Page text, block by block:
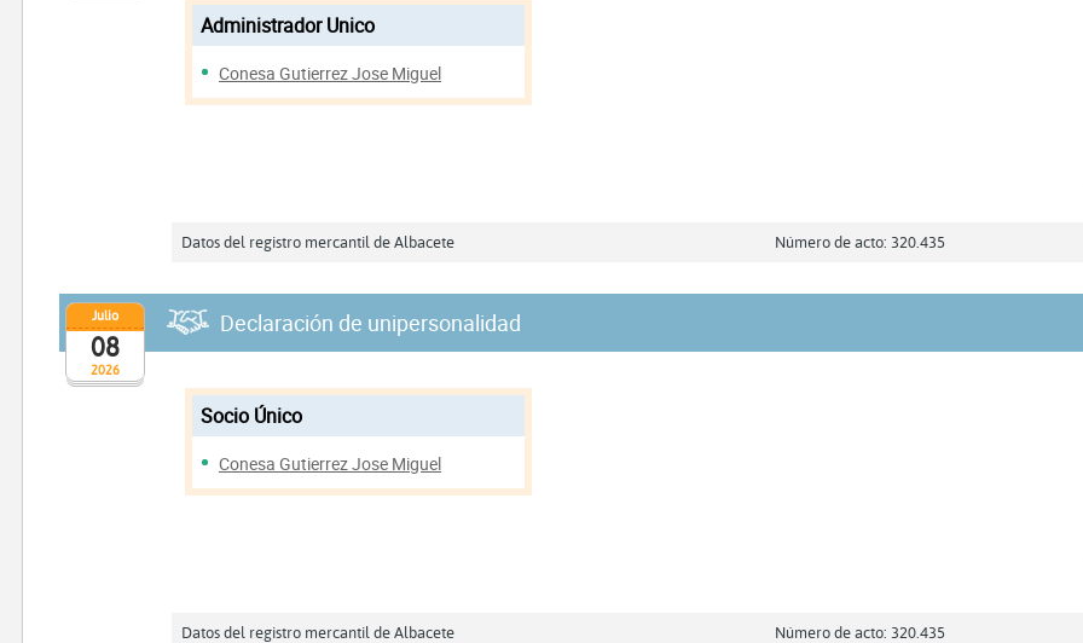
Administrador Unico
Conesa Gutierrez Jose Miguel
Datos del registro mercantil de Albacete Número de acto: 320.435
2026
Julio
08
Declaración de unipersonalidad
Socio Único
Conesa Gutierrez Jose Miguel
Datos del registro mercantil de Albacete Número de acto: 320.435